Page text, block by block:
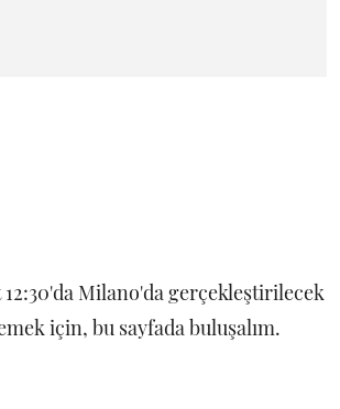
12:30'da Milano'da gerçekleştirilecek
için, bu sayfada buluşalım.